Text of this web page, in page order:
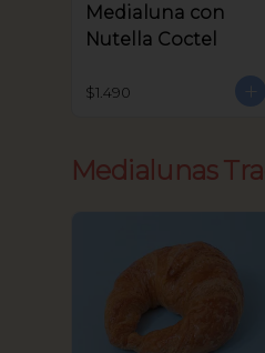
Medialuna con
Nutella Coctel
$1.490
Medialunas